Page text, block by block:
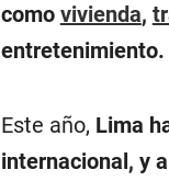
como vivienda,
entretenimiento.
Este año, Lima
internacional, y